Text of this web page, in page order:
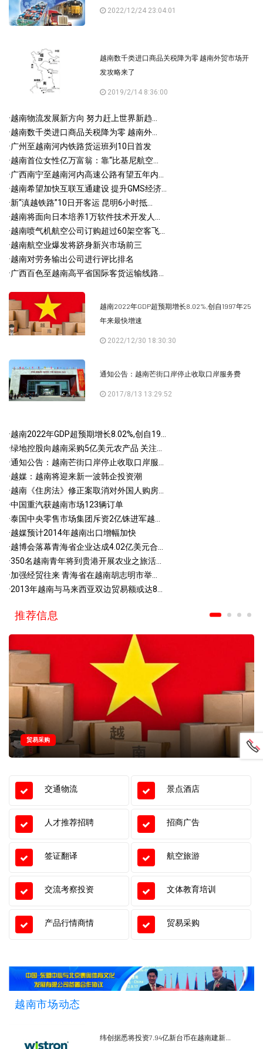
2022/12/24 23:04:01
越南数千类进口商品关税降为零 越南外贸市场开
发攻略来了
2019/2/14 8:36:00
·越南物流发展新方向 努力赶上世界新趋...
·越南数千类进口商品关税降为零 越南外...
·广州至越南河内铁路货运班列10日首发
·越南首位女性亿万富翁：靠“比基尼航空...
·广西南宁至越南河内高速公路有望五年内...
·越南希望加快互联互通建设 提升GMS经济...
·新“滇越铁路”10日开客运 昆明6小时抵...
·越南将面向日本培养1万软件技术开发人...
·越南喷气机航空公司订购超过60架空客飞...
·越南航空业爆发将跻身新兴市场前三
·越南对劳务输出公司进行评比排名
·广西百色至越南高平省国际客货运输线路...
越南2022年GDP超预期增长8.02%,创自1997年25
年来最快增速
2022/12/30 18:30:30
通知公告：越南芒街口岸停止收取口岸服务费
2017/8/13 13:29:52
·越南2022年GDP超预期增长8.02%,创自19...
·绿地控股向越南采购5亿美元农产品 关注...
·通知公告：越南芒街口岸停止收取口岸服...
·越媒：越南将迎来新一波韩企投资潮
·越南《住房法》修正案取消对外国人购房...
·中国重汽获越南市场123辆订单
·泰国中央零售市场集团斥资2亿铢进军越...
·越媒预计2014年越南出口增幅加快
·越博会落幕青海省企业达成4.02亿美元合...
·350名越南青年将到贵港开展农业之旅活...
·加强经贸往来 青海省在越南胡志明市举...
·2013年越南与马来西亚双边贸易额或达8...
推荐信息
贸易采购
交通物流 景点酒店
人才推荐招聘 招商广告
签证翻译 航空旅游
交流考察投资 文体教育培训
产品行情商情 贸易采购
越南市场动态
纬创据悉将投资7.94亿新台币在越南建新...